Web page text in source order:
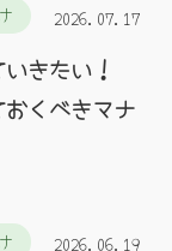
2026.07.17
きたい！
くべきマナ
2026.06.19